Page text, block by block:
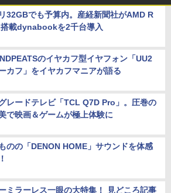
32GBでも予算内。産経新聞社がAMD R
載dynabookを2千台導入
のイヤカフ型イヤフォン「UU2
カフ」をイヤカフマニアが語る
レードテレビ「TCL Q7D Pro」。圧巻の
で映画＆ゲームが極上体験に
のの「DENON HOME」サウンドを体感
ミラーレス一眼の大特集！ 見どころ記事